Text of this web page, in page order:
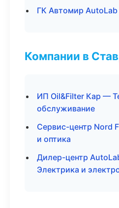
ГК Автомир
Компании в
ИП Oil&Filter Кар —
обслуживание
Сервис-центр Nord
и оптика
Дилер-центр
Электрика и